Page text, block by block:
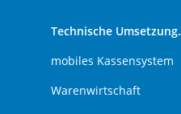
Technische Umsetzung.
mobiles Kassensystem
Warenwirtschaft